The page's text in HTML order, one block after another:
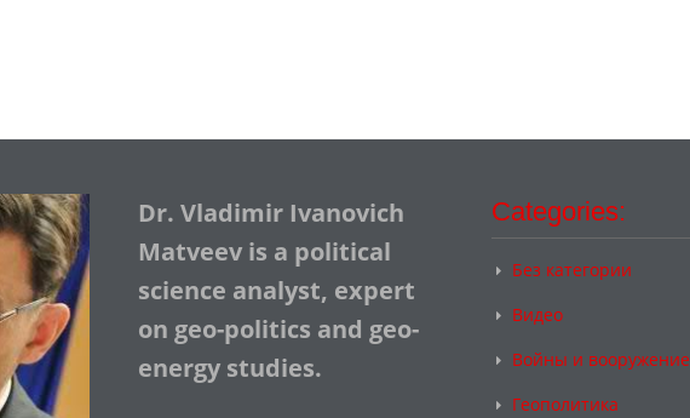
Dr. Vladimir Ivanovich
Matveev is a political
science analyst, expert
on geo-politics and geo-
energy studies.
Categories:
Без категории
Видео
Войны и вооружение
Геополитика